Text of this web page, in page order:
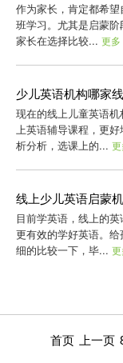
作为家长，肯定都希
班学习。尤其是启蒙阶
家长在选择比较... 更多
少儿英语机构哪家
现在的线上儿童英语
上英语辅导课程，更
析分析，选课上的...
线上少儿英语启蒙
目前学英语，线上的
更有效的学好英语。
细的比较一下，毕...
首页 上一页